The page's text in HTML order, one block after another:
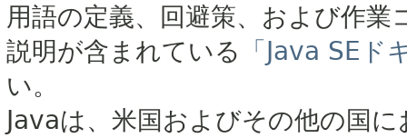
用語の定義、回避策、および作
説明が含まれている
「Java SE
い。
Javaは、米国およびその他の国